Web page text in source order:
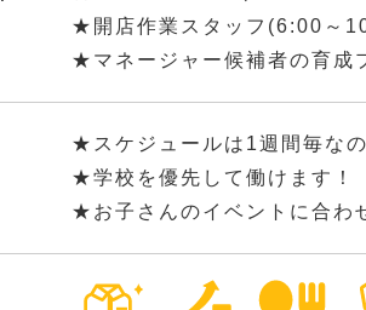
★開店作業スタッフ(6:00～
★マネージャー候補者の育成
★スケジュールは1週間毎な
★学校を優先して働けます！
★お子さんのイベントに合わ